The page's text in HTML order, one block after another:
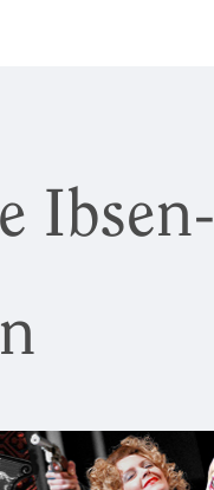
Ibsen-